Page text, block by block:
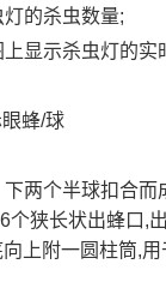
的杀虫数量;
显示杀虫灯的
蜂/球
两个半球扣合
狭长状出蜂口,
上附一圆柱筒,